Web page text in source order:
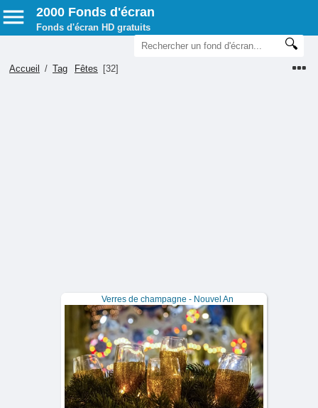
2000 Fonds d'écran
Fonds d'écran HD gratuits
Accueil / Tag Fêtes [32]
Verres de champagne - Nouvel An